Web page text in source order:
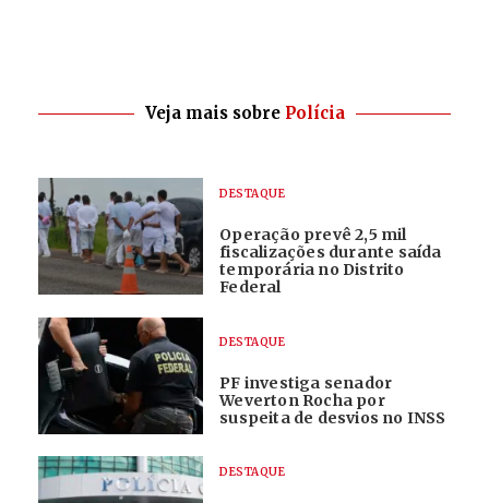
Veja mais sobre Polícia
DESTAQUE
Operação prevê 2,5 mil
fiscalizações durante saída
temporária no Distrito
Federal
DESTAQUE
PF investiga senador
Weverton Rocha por
suspeita de desvios no INSS
DESTAQUE